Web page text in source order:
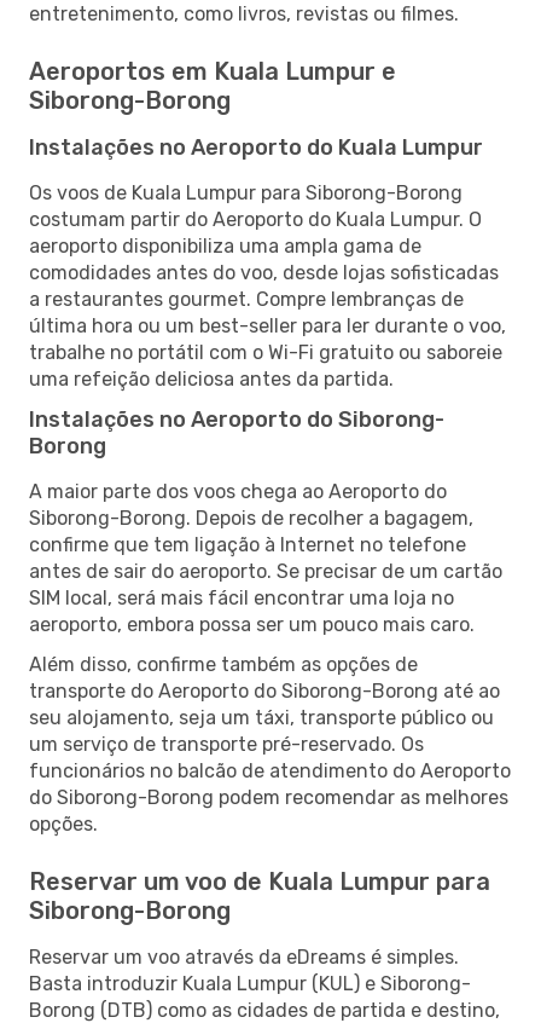
entretenimento, como livros, revistas ou filmes.
Aeroportos em Kuala Lumpur e
Siborong-Borong
Instalações no Aeroporto do Kuala Lumpur
Os voos de Kuala Lumpur para Siborong-Borong
costumam partir do Aeroporto do Kuala Lumpur. O
aeroporto disponibiliza uma ampla gama de
comodidades antes do voo, desde lojas sofisticadas
a restaurantes gourmet. Compre lembranças de
última hora ou um best-seller para ler durante o voo,
trabalhe no portátil com o Wi-Fi gratuito ou saboreie
uma refeição deliciosa antes da partida.
Instalações no Aeroporto do Siborong-
Borong
A maior parte dos voos chega ao Aeroporto do
Siborong-Borong. Depois de recolher a bagagem,
confirme que tem ligação à Internet no telefone
antes de sair do aeroporto. Se precisar de um cartão
SIM local, será mais fácil encontrar uma loja no
aeroporto, embora possa ser um pouco mais caro.
Além disso, confirme também as opções de
transporte do Aeroporto do Siborong-Borong até ao
seu alojamento, seja um táxi, transporte público ou
um serviço de transporte pré-reservado. Os
funcionários no balcão de atendimento do Aeroporto
do Siborong-Borong podem recomendar as melhores
opções.
Reservar um voo de Kuala Lumpur para
Siborong-Borong
Reservar um voo através da eDreams é simples.
Basta introduzir Kuala Lumpur (KUL) e Siborong-
Borong (DTB) como as cidades de partida e destino,